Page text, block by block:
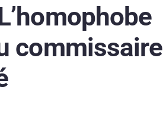
commissaire